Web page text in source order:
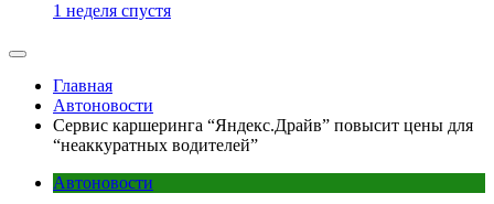
1 неделя спустя
Главная
Автоновости
Сервис каршеринга “Яндекс.Драйв” повысит цены для
“неаккуратных водителей”
Автоновости